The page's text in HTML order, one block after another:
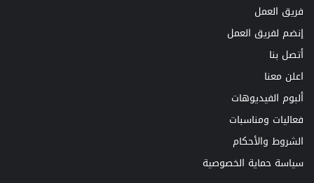
فريق العمل
إنضم لفريق العمل
أتصل بنا
اعلن معنا
ألبوم الفيديوهات
فعاليات ومناسبات
الشروط والأحكام
سياسة حماية الخصوصية